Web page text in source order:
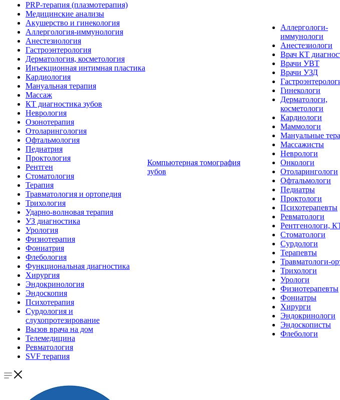
PRP-терапия (плазмотерапия)
Медицинские анализы
Акушерство и гинекология
Аллергология-иммунология
Анестезиология
Гастроэнтерология
Дерматология, косметология
Инъекционная интимная пластика
Кардиология
Мануальная терапия
Массаж
КТ диагностика зубов
Неврология
Озонотерапия
Отоларингология
Офтальмология
Педиатрия
Проктология
Рентген
Стоматология
Терапия
Травматология и ортопедия
Трихология
Ударно-волновая терапия
УЗ диагностика
Урология
Физиотерапия
Фониатрия
Флебология
Функциональная диагностика
Хирургия
Эндокринология
Эндоскопия
Психотерапия
Сурдология и
слухопротезирование
Вызов врача на дом
Телемедицина
Ревматология
SVF терапия
Компьютерная томография
зубов
Аллергологи-
иммунологи
Анестезиологи
Врач КТ
Врачи УВТ
Врачи УЗД
Гинекологи
Дерматологи,
косметологи
Кардиологи
Маммологи
Мануальные
Массажисты
Неврологи
Онкологи
Отоларингологи
Офтальмологи
Педиатры
Проктологи
Психотерапевты
Ревматологи
Рентгенологи,
Стоматологи
Сурдологи
Терапевты
Травматологи-
Трихологи
Урологи
Физиотерапевты
Фониатры
Хирурги
Эндокринологи
Эндоскописты
Флебологи